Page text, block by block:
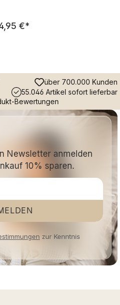
Regulärer Preis:
€*
über 700.000 Kunden
55.046 Artikel sofort lieferbar
Bewertungen
Newsletter anmelden
10% sparen.
zur Kenntnis